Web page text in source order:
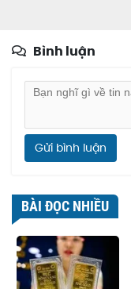
Bình luận
Gửi bình luận
BÀI ĐỌC NHIỀU